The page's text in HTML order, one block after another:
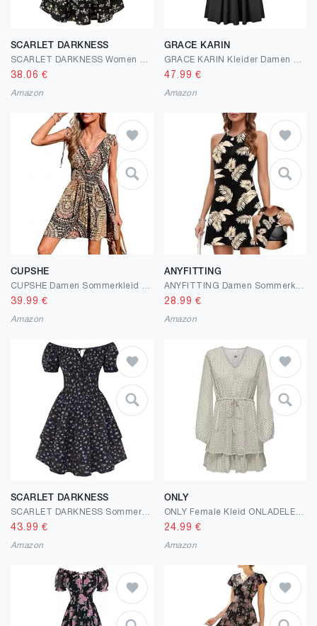
SCARLET DARKNESS
38.06 €
Amazon
GRACE KARIN
47.99 €
Amazon
CUPSHE
39.99 €
Amazon
ANYFITTING
28.99 €
Amazon
SCARLET DARKNESS
SCARLET DARKNESS Sommerkleid Damen Blumenmuster Kurzer Strandkleider A-Linien Mini Plissierter Saum Tunikakleid
43.99 €
Amazon
ONLY
ONLY Female Kleid ONLADELE Kurzes Kleid
24.99 €
Amazon